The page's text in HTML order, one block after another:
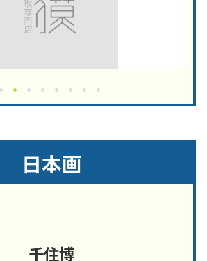
日本画
千住博